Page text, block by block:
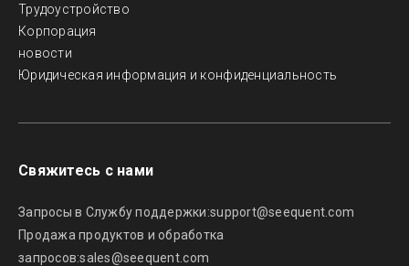
Трудоустройство
Корпорация
новости
Юридическая информация и конфиденциальность
Свяжитесь с нами
Запросы в Службу поддержки:support@seequent.com
Продажа продуктов и обработка
запросов:sales@seequent.com